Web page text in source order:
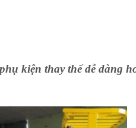
kiện thay thế dễ dàng